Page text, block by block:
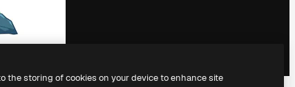
the storing of cookies on your device to enhance site